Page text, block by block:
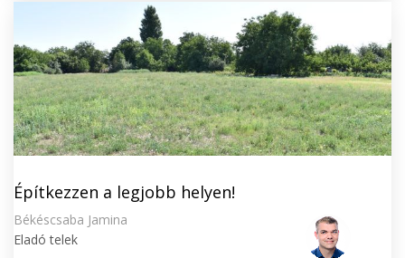
Építkezzen a legjobb helyen!
Békéscsaba Jamina
Eladó telek